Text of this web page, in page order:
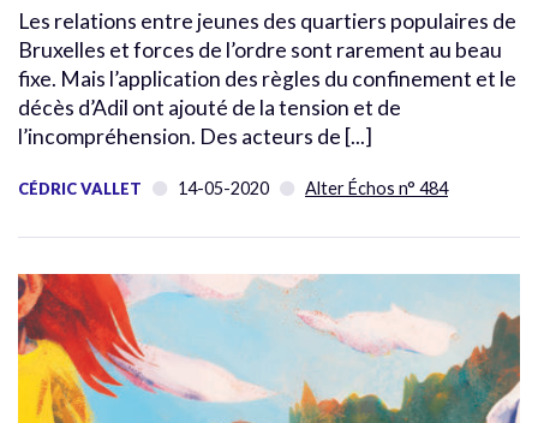
Les relations entre jeunes des quartiers populaires de
Bruxelles et forces de l’ordre sont rarement au beau
fixe. Mais l’application des règles du confinement et le
décès d’Adil ont ajouté de la tension et de
l’incompréhension. Des acteurs de [...]
CÉDRIC VALLET 14-05-2020 Alter Échos n° 484